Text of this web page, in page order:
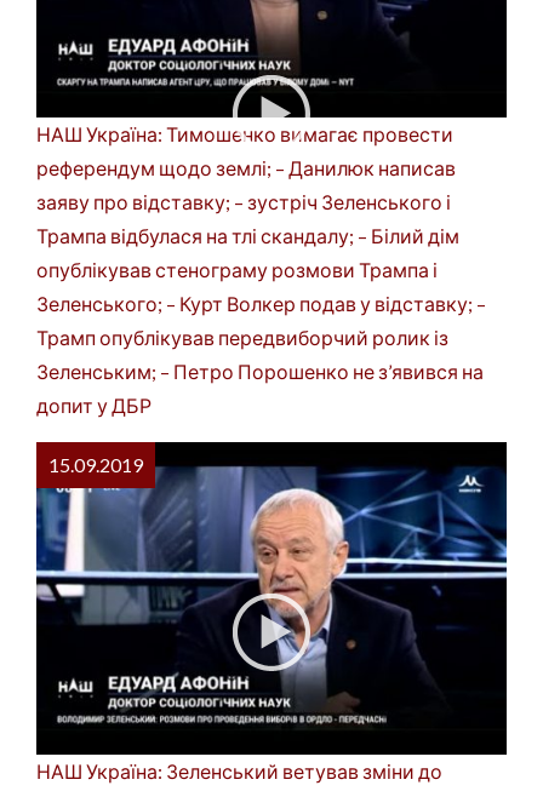
НАШ Україна: Тимошенко вимагає провести
референдум щодо землі; – Данилюк написав
заяву про відставку; – зустріч Зеленського і
Трампа відбулася на тлі скандалу; – Білий дім
опублікував стенограму розмови Трампа і
Зеленського; – Курт Волкер подав у відставку; –
Трамп опублікував передвиборчий ролик із
Зеленським; – Петро Порошенко не з’явився на
допит у ДБР
15.09.2019
НАШ Україна: Зеленський ветував зміни до